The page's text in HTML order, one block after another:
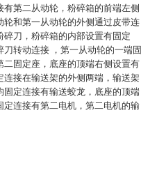
第二从动轮，粉碎箱的前端左侧
和第一从动轮的外侧通过皮带连
刀，粉碎箱的内部设置有固定
转动连接 ，第一从动轮的一端固
固定座，底座的顶端右侧设置有
接在输送架的外侧两端，输送架
定连接有输送蛟龙，底座的顶端
连接有第二电机，第二电机的输